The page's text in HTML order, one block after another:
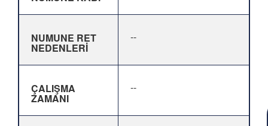
NUMUNE RET
NEDENLERİ
--
ÇALIŞMA
ZAMANI
--